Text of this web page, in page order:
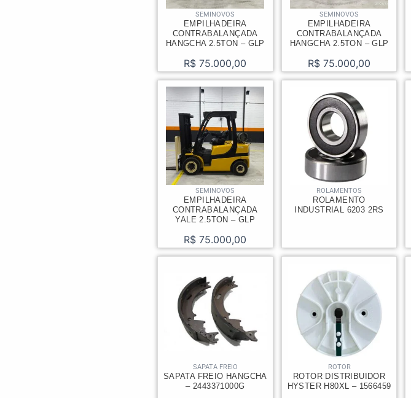
SEMINOVOS
EMPILHADEIRA
CONTRABALANÇADA
HANGCHA 2.5TON – GLP
R$ 75.000,00
SEMINOVOS
EMPILHADEIRA
CONTRABALANÇADA
HANGCHA 2.5TON – GLP
R$ 75.000,00
SEMINOVOS
EMPILHADEIRA
CONTRABALANÇADA
YALE 2.5TON – GLP
R$ 75.000,00
ROLAMENTOS
ROLAMENTO
INDUSTRIAL 6203 2RS
SAPATA FREIO
SAPATA FREIO HANGCHA
– 2443371000G
ROTOR
ROTOR DISTRIBUIDOR
HYSTER H80XL – 1566459